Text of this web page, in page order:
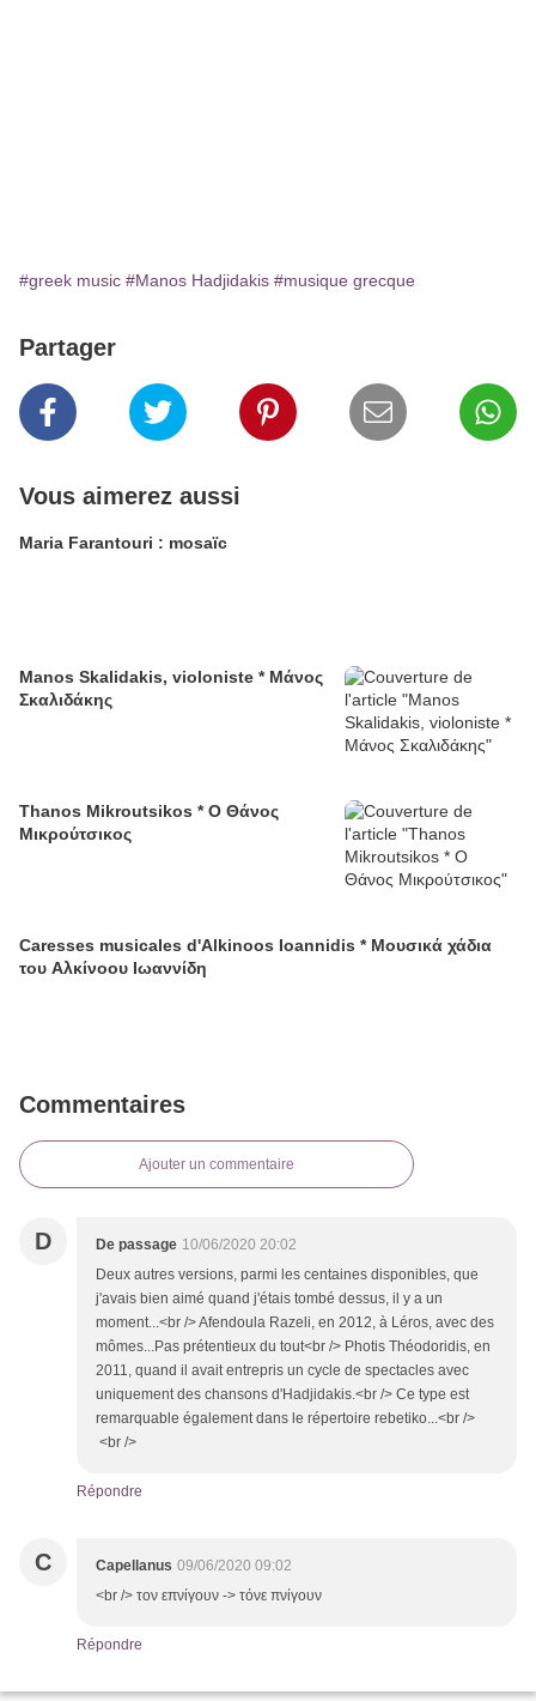
#greek music #Manos Hadjidakis #musique grecque
Partager
Vous aimerez aussi
Maria Farantouri : mosaïc
Manos Skalidakis, violoniste * Μάνος
Σκαλιδάκης
Thanos Mikroutsikos * Ο Θάνος
Μικρούτσικος
Caresses musicales d'Alkinoos Ioannidis * Μουσικά χάδια
του Αλκίνοου Ιωαννίδη
Commentaires
Ajouter un commentaire
D De passage 10/06/2020 20:02
Deux autres versions, parmi les centaines disponibles, que
j'avais bien aimé quand j'étais tombé dessus, il y a un
moment...<br /> Afendoula Razeli, en 2012, à Léros, avec des
mômes...Pas prétentieux du tout<br /> Photis Théodoridis, en
2011, quand il avait entrepris un cycle de spectacles avec
uniquement des chansons d'Hadjidakis.<br /> Ce type est
remarquable également dans le répertoire rebetiko...<br />
<br />
Répondre
C Capellanus 09/06/2020 09:02
<br /> τον επνίγουν -> τόνε πνίγουν
Répondre